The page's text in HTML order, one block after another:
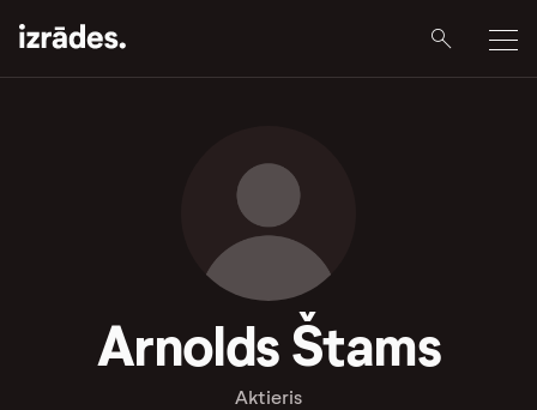
Arnolds Štams
Aktieris